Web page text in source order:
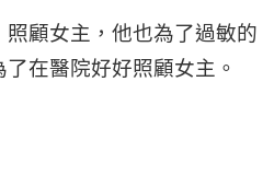
顧女主，他也為了過敏的
在醫院好好照顧女主。